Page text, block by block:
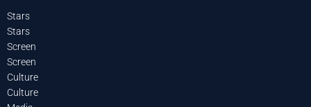
Stars
Stars
Screen
Screen
Culture
Culture